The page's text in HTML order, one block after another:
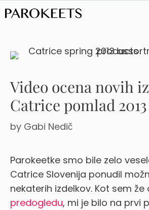
Skip
to
Video ocena novih
Catrice pomlad 2013
by Gabi Nedič
Parokeetke smo bile zelo
Catrice Slovenija ponudil
nekaterih izdelkov. Kot sem že
predogledu, mi je bilo na prvi